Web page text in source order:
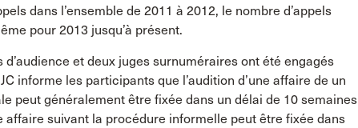
dans l’ensemble de 2011 à 2012, le nombre d’appels
pour 2013 jusqu’à présent.
et deux juges surnuméraires ont été engagés
informe les participants que l’audition d’une affaire de un
peut généralement être fixée dans un délai de 10 semaines
affaire suivant la procédure informelle peut être fixée dans